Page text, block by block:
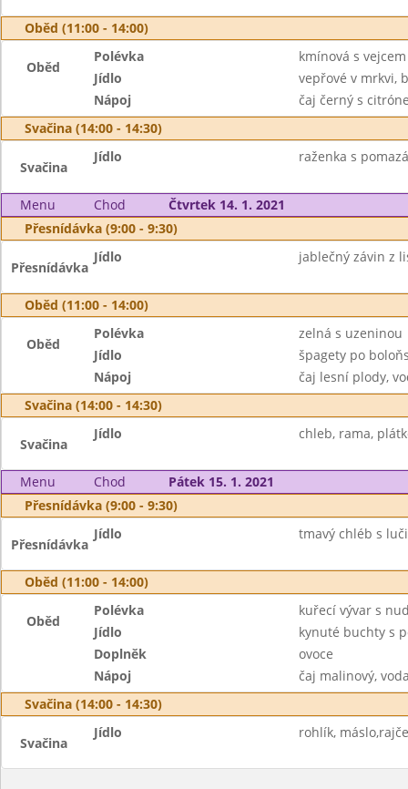
Oběd (11:00 - 14:00)
Oběd
Polévka
kmínová s vejcem
Jídlo
vepřové v mrkvi,
Nápoj
čaj černý s
Svačina (14:00 - 14:30)
Svačina
Jídlo raženka s
Menu Chod
Čtvrtek 14. 1. 2021
Přesnídávka (9:00 - 9:30)
Přesnídávka
Jídlo jablečný závin z
Oběd (11:00 - 14:00)
Oběd
Polévka
zelná s uzeninou
Jídlo
špagety po
Nápoj
čaj lesní plody,
Svačina (14:00 - 14:30)
Svačina
Jídlo chleb, rama,
Menu Chod
Pátek 15. 1. 2021
Přesnídávka (9:00 - 9:30)
Přesnídávka
Jídlo tmavý chléb s
Oběd (11:00 - 14:00)
Oběd
Polévka
kuřecí vývar s
Jídlo
kynuté buchty s
Doplněk
ovoce
Nápoj
čaj malinový,
Svačina (14:00 - 14:30)
Svačina
Jídlo rohlík,